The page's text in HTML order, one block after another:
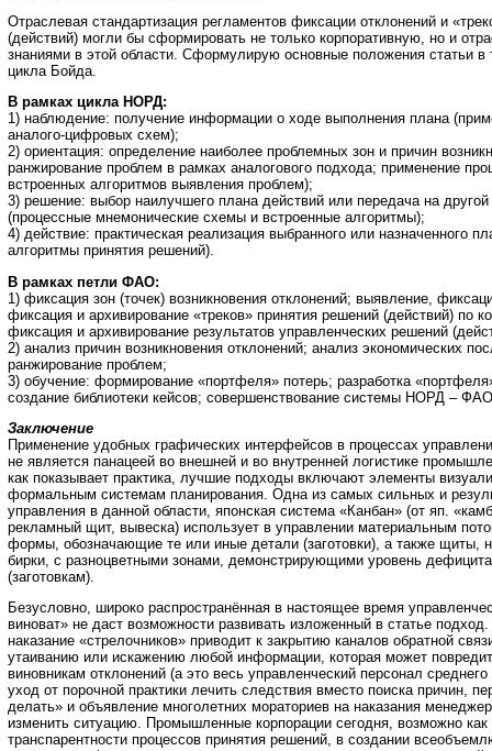
Отраслевая стандартизация регламентов фиксации отклонений и
(действий) могли бы сформировать не только корпоративную, но и
знаниями в этой области. Сформулирую основные положения статьи в
цикла Бойда.
В рамках цикла НОРД:
1) наблюдение: получение информации о ходе выполнения плана
аналого-цифровых схем);
2) ориентация: определение наиболее проблемных зон и причин
ранжирование проблем в рамках аналогового подхода; применение
встроенных алгоритмов выявления проблем);
3) решение: выбор наилучшего плана действий или передача на
(процессные мнемонические схемы и встроенные алгоритмы);
4) действие: практическая реализация выбранного или назначенного
алгоритмы принятия решений).
В рамках петли ФАО:
1) фиксация зон (точек) возникновения отклонений; выявление,
фиксация и архивирование «треков» принятия решений (действий) по
фиксация и архивирование результатов управленческих решений
2) анализ причин возникновения отклонений; анализ экономических
ранжирование проблем;
3) обучение: формирование «портфеля» потерь; разработка
создание библиотеки кейсов; совершенствование системы НОРД –
Заключение
Применение удобных графических интерфейсов в процессах
не является панацеей во внешней и во внутренней логистике
как показывает практика, лучшие подходы включают элементы
формальным системам планирования. Одна из самых сильных и
управления в данной области, японская система «Канбан» (от яп.
рекламный щит, вывеска) использует в управлении материальным
формы, обозначающие те или иные детали (заготовки), а также щиты,
бирки, с разноцветными зонами, демонстрирующими уровень
(заготовкам).
Безусловно, широко распространённая в настоящее время
виноват» не даст возможности развивать изложенный в статье
наказание «стрелочников» приводит к закрытию каналов обратной
утаиванию или искажению любой информации, которая может
виновникам отклонений (а это весь управленческий персонал
уход от порочной практики лечить следствия вместо поиска причин,
делать» и объявление многолетних мораториев на наказания
изменить ситуацию. Промышленные корпорации сегодня, возможно
транспарентности процессов принятия решений, в создании